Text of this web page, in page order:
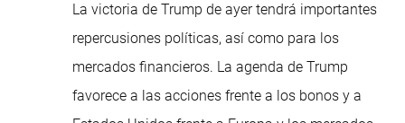
La victoria de Trump de ayer tendrá importantes
repercusiones políticas, así como para los
mercados financieros. La agenda de Trump
favorece a las acciones frente a los bonos y a